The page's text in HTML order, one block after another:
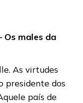
Os males da
As virtudes
presidente dos
país de